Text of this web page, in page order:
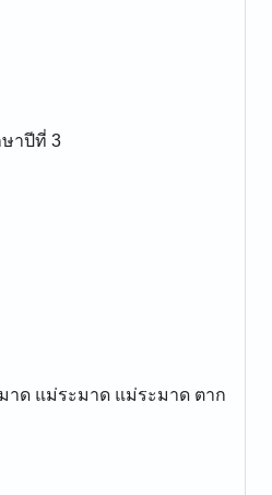
าปีที่ 3
าด แม่ระมาด แม่ระมาด ตาก